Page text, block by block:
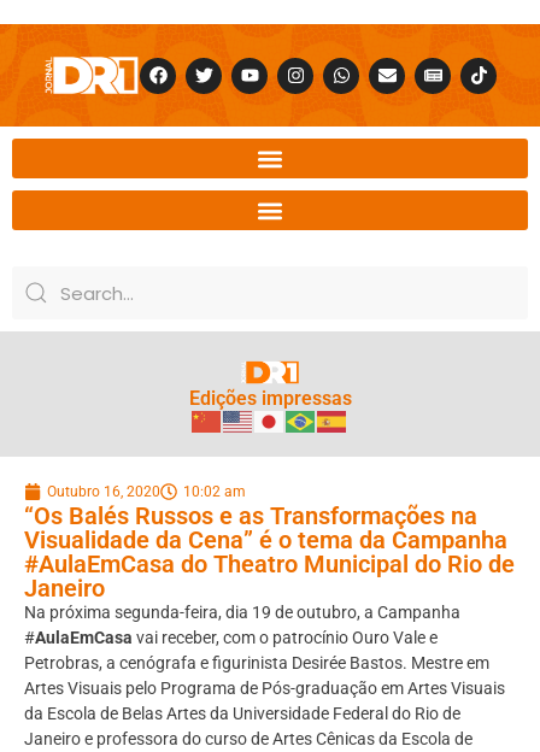
Edições impressas
Outubro 16, 2020 10:02 am
“Os Balés Russos e as Transformações na
Visualidade da Cena” é o tema da Campanha
#AulaEmCasa do Theatro Municipal do Rio de
Janeiro
Na próxima segunda-feira, dia 19 de outubro, a Campanha
#AulaEmCasa vai receber, com o patrocínio Ouro Vale e
Petrobras, a cenógrafa e figurinista Desirée Bastos. Mestre em
Artes Visuais pelo Programa de Pós-graduação em Artes Visuais
da Escola de Belas Artes da Universidade Federal do Rio de
Janeiro e professora do curso de Artes Cênicas da Escola de